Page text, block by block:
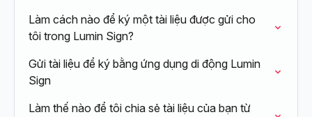
Làm cách nào để ký một tài liệu được gửi cho
tôi trong Lumin Sign?
Gửi tài liệu để ký bằng ứng dụng di động Lumin
Sign
Làm thế nào để tôi chia sẻ tài liệu của bạn từ